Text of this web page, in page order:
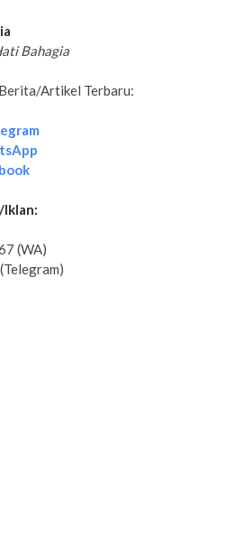
Bahagia
Artikel Terbaru:
Iklan:
(WA)